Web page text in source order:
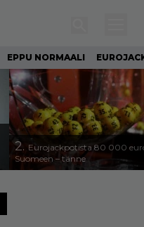
EPPU NORMAALI
2. Eurojackpotista 80 000
Suomeen – tänne